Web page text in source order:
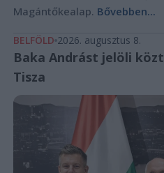
Magántőkealap. Bővebben...
BELFÖLD 2026. augusztus 8.
Baka Andrást jelöli
Tisza